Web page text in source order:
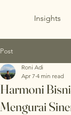
Insights
Post
Harmoni
Mengurai
Roni Adi
Apr 7 4 min read